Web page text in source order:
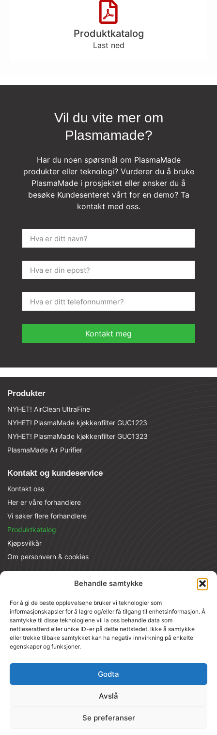
Behandle samtykke
For å gi de beste opplevelsene bruker vi teknologier som
informasjonskapsler for å lagre og/eller få tilgang til enhetsinformasjon. Å
samtykke til disse teknologiene vil la oss behandle data som
nettleseratferd eller unike ID-er på dette nettstedet. Ikke å samtykke
eller trekke tilbake samtykket kan ha negativ innvirkning på enkelte
egenskaper og funksjoner.
Godta
Avslå
Se preferanser
Produktkatalog
Last ned
Vil du vite mer om
Plasmamade?
Har du noen spørsmål om PlasmaMade
produkter eller teknologi? Vurderer du å bruke
PlasmaMade i prosjektet eller ønsker du å
besøke Kundesenteret vårt for en demo? Ta
kontakt med oss.
Kontakt meg
Produkter
NYHET! AirClean UltraFine
NYHET! PlasmaMade kjøkkenfilter GUC1223
NYHET! PlasmaMade kjøkkenfilter GUC1323
PlasmaMade Air Purifier
Kontakt og kundeservice
Kontakt oss
Her er våre forhandlere
Vi søker flere forhandlere
Produktkatalog
Kjøpsvilkår
Om personvern & cookies
Kontaktinformasjon
Raufoss Industripark 116, 2830 Raufoss
PlasmaMade Kundesenter
Voldsveien 136, Lysaker
Tlf:611 00 111
© 2026 Renere luft med PlasmaMade